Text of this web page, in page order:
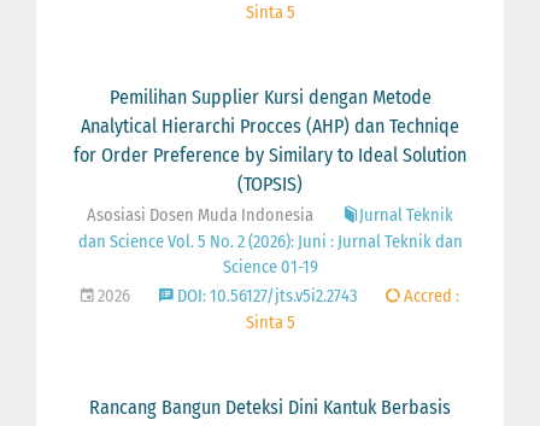
Sinta 5
Pemilihan Supplier Kursi dengan Metode
Analytical Hierarchi Procces (AHP) dan Techniqe
for Order Preference by Similary to Ideal Solution
(TOPSIS)
Asosiasi Dosen Muda Indonesia
Jurnal Teknik
dan Science Vol. 5 No. 2 (2026): Juni : Jurnal Teknik dan
Science 01-19
2026
DOI: 10.56127/jts.v5i2.2743
Accred :
Sinta 5
Rancang Bangun Deteksi Dini Kantuk Berbasis